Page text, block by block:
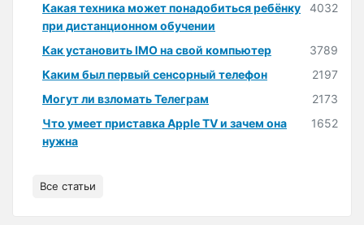
Какая техника может понадобиться ребёнку
при дистанционном обучении
4032
Как установить IMO на свой компьютер
3789
Каким был первый сенсорный телефон
2197
Могут ли взломать Телеграм
2173
Что умеет приставка Apple TV и зачем она
нужна
1652
Все статьи